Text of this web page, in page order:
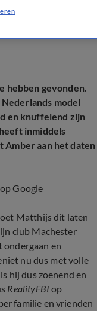
hebben gevonden.
model
en knuffelend zijn
inmiddels
Amber aan het daten
Google
Matthijs dit laten
club Machester
ondergaan en
nu dus met volle
hij dus zoenend en
RealityFBI op
familie en vrienden